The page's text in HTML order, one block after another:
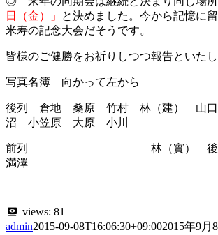
日（金）」
と決めました。今から記憶に
米寿の記念大会だそうです。
皆様のご健勝をお祈りしつつ報告といたし
写真名簿 向かって左から
後列 倉地 桑原 竹村 林（建） 山
沼 小笠原 大原 小川
前列 林（實） 後藤
満澤
views: 81
admin2015-09-08T16:06:30+09:002015年9月